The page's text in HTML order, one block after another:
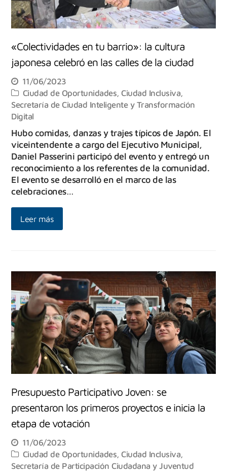
«Colectividades en tu barrio»: la cultura
japonesa celebró en las calles de la ciudad
11/06/2023
Ciudad de Oportunidades,Ciudad Inclusiva,
Secretaría de Ciudad Inteligente y Transformación
Digital
Hubo comidas, danzas y trajes típicos de Japón. El
viceintendente a cargo del Ejecutivo Municipal,
Daniel Passerini participó del evento y entregó un
reconocimiento a los referentes de la comunidad.
El evento se desarrolló en el marco de las
celebraciones…
Leer más
Presupuesto Participativo Joven: se
presentaron los primeros proyectos e inicia la
etapa de votación
11/06/2023
Ciudad de Oportunidades ,Ciudad Inclusiva
Secretaría de Participación Ciudadana y Juventud